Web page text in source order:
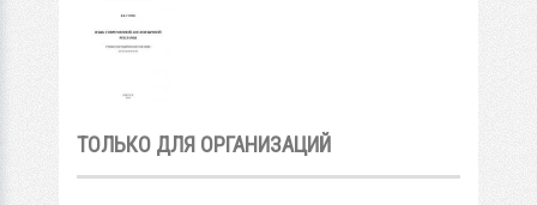
ТОЛЬКО ДЛЯ ОРГАНИЗАЦИЙ